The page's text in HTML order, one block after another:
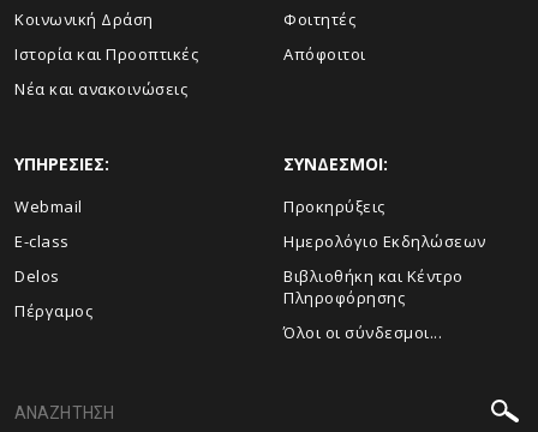
Κοινωνική Δράση
Ιστορία και Προοπτικές
Νέα και ανακοινώσεις
Φοιτητές
Απόφοιτοι
ΥΠΗΡΕΣΙΕΣ:
Webmail
E-class
Delos
Πέργαμος
ΣΥΝΔΕΣΜΟΙ:
Προκηρύξεις
Ημερολόγιο Εκδηλώσεων
Βιβλιοθήκη και Κέντρο
Πληροφόρησης
Όλοι οι σύνδεσμοι...